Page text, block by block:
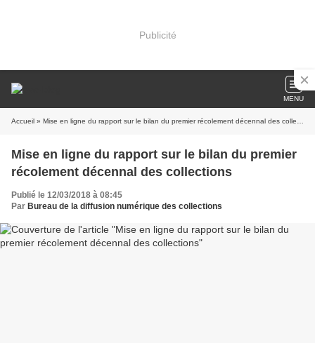
Publicité
MENU
Accueil » Mise en ligne du rapport sur le bilan du premier récolement décennal des collections
Mise en ligne du rapport sur le bilan du premier
récolement décennal des collections
Publié le 12/03/2018 à 08:45
Par Bureau de la diffusion numérique des collections